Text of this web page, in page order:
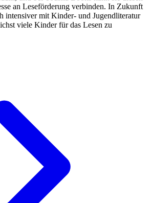
an Leseförderung verbinden. In Zukunft
intensiver mit Kinder- und Jugendliteratur
viele Kinder für das Lesen zu